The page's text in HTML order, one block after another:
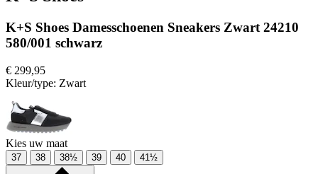
K+S Shoes Damesschoenen Sneakers Zwart 24210
580/001 schwarz
€ 299,95
Kleur/type: Zwart
Kies uw maat
37 38 38½ 39 40 41½